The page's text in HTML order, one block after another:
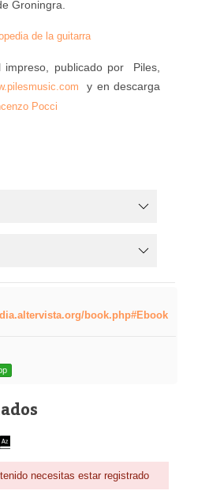
Groningra.
de la guitarra
impreso, publicado por Piles,
y en descarga
Pocci
book.php#Ebook
necesitas estar registrado